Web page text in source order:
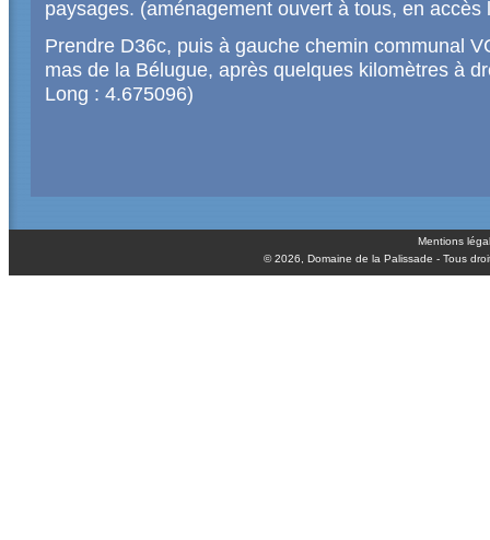
paysages. (aménagement ouvert à tous, en accès
Prendre D36c, puis à gauche chemin communal
mas de la Bélugue, après quelques kilomètres à
Long : 4.675096)
Mentions
© 2026, Domaine de la Palissade - Tous